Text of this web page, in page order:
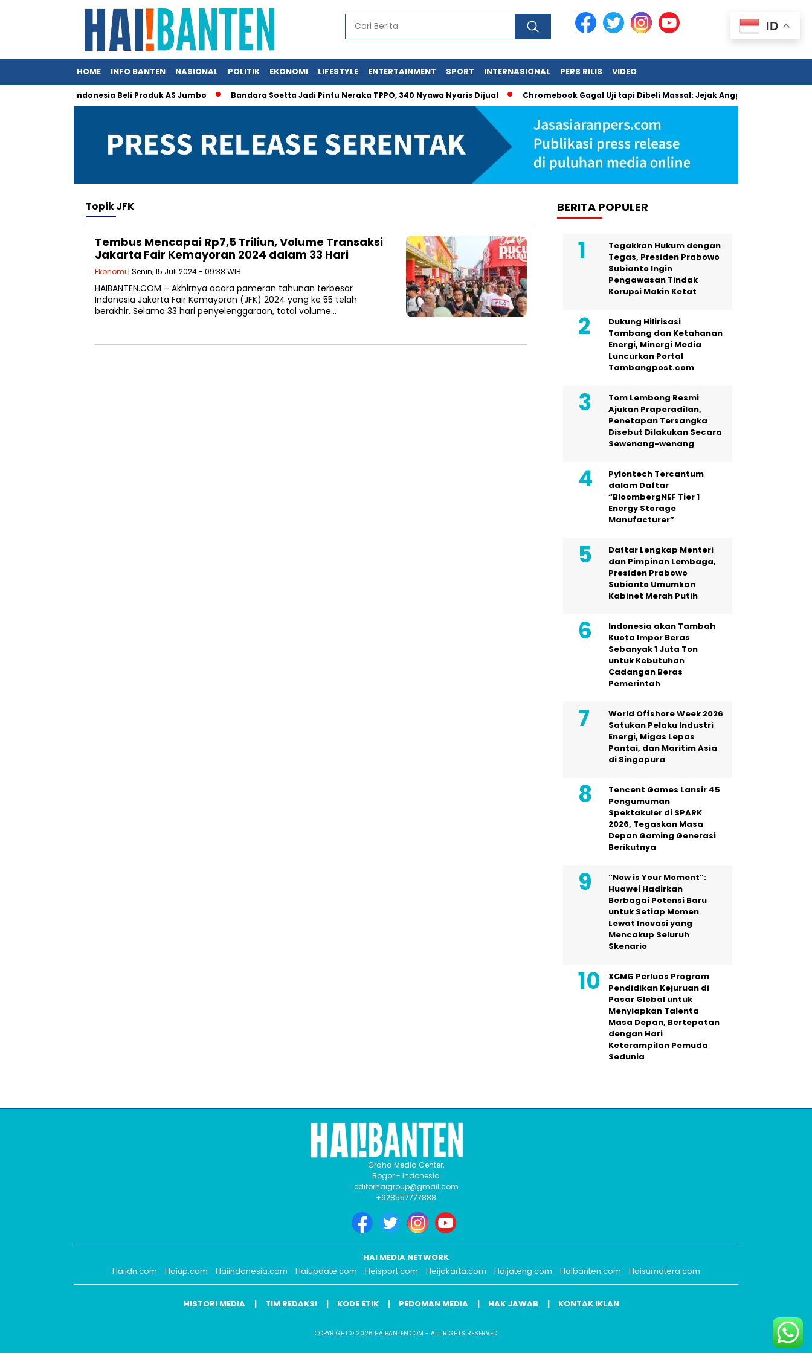
HOME INFO BANTEN NASIONAL POLITIK EKONOMI LIFESTYLE ENTERTAINMENT SPORT INTERNASIONAL PERS RILIS VIDEO
Trump Klaim Indonesia Beli Produk AS Jumbo Bandara Soetta Jadi Pintu Neraka TPPO, 340 Nyawa Nyaris Dijual Chromebook Gagal Uji tapi Dibeli Massal: Jejak Anggaran Jumbo dan
TopikJFK
Tembus Mencapai Rp7,5 Triliun, Volume Transaksi
Jakarta Fair Kemayoran 2024 dalam 33 Hari
Ekonomi | Senin, 15 Juli 2024 - 09:38 WIB
HAIBANTEN.COM – Akhirnya acara pameran tahunan terbesar
Indonesia Jakarta Fair Kemayoran (JFK) 2024 yang ke 55 telah
berakhir. Selama 33 hari penyelenggaraan, total volume…
BERITA POPULER
Tegakkan Hukum dengan
Tegas, Presiden Prabowo
Subianto Ingin
Pengawasan Tindak
Korupsi Makin Ketat
Dukung Hilirisasi
Tambang dan Ketahanan
Energi, Minergi Media
Luncurkan Portal
Tambangpost.com
Tom Lembong Resmi
Ajukan Praperadilan,
Penetapan Tersangka
Disebut Dilakukan Secara
Sewenang-wenang
Pylontech Tercantum
dalam Daftar
“BloombergNEF Tier 1
Energy Storage
Manufacturer”
Daftar Lengkap Menteri
dan Pimpinan Lembaga,
Presiden Prabowo
Subianto Umumkan
Kabinet Merah Putih
Indonesia akan Tambah
Kuota Impor Beras
Sebanyak 1 Juta Ton
untuk Kebutuhan
Cadangan Beras
Pemerintah
World Offshore Week 2026
Satukan Pelaku Industri
Energi, Migas Lepas
Pantai, dan Maritim Asia
di Singapura
Tencent Games Lansir 45
Pengumuman
Spektakuler di SPARK
2026, Tegaskan Masa
Depan Gaming Generasi
Berikutnya
“Now is Your Moment”:
Huawei Hadirkan
Berbagai Potensi Baru
untuk Setiap Momen
Lewat Inovasi yang
Mencakup Seluruh
Skenario
XCMG Perluas Program
Pendidikan Kejuruan di
Pasar Global untuk
Menyiapkan Talenta
Masa Depan, Bertepatan
dengan Hari
Keterampilan Pemuda
Sedunia
ID
Graha Media Center,
Bogor - Indonesia
editorhaigroup@gmail.com
+628557777888
HAI MEDIA NETWORK
Haiidn.com
Haiup.com Haiindonesia.com Haiupdate.com Heisport.com Heijakarta.com Haijateng.com Haibanten.com Haisumatera.com
HISTORI MEDIA TIM REDAKSI KODE ETIK PEDOMAN MEDIA HAK JAWAB KONTAK IKLAN
COPYRIGHT © 2026 HAIBANTEN.COM - ALL RIGHTS RESERVED